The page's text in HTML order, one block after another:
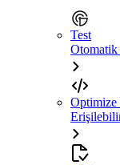
Test
Otomatik
Optimize